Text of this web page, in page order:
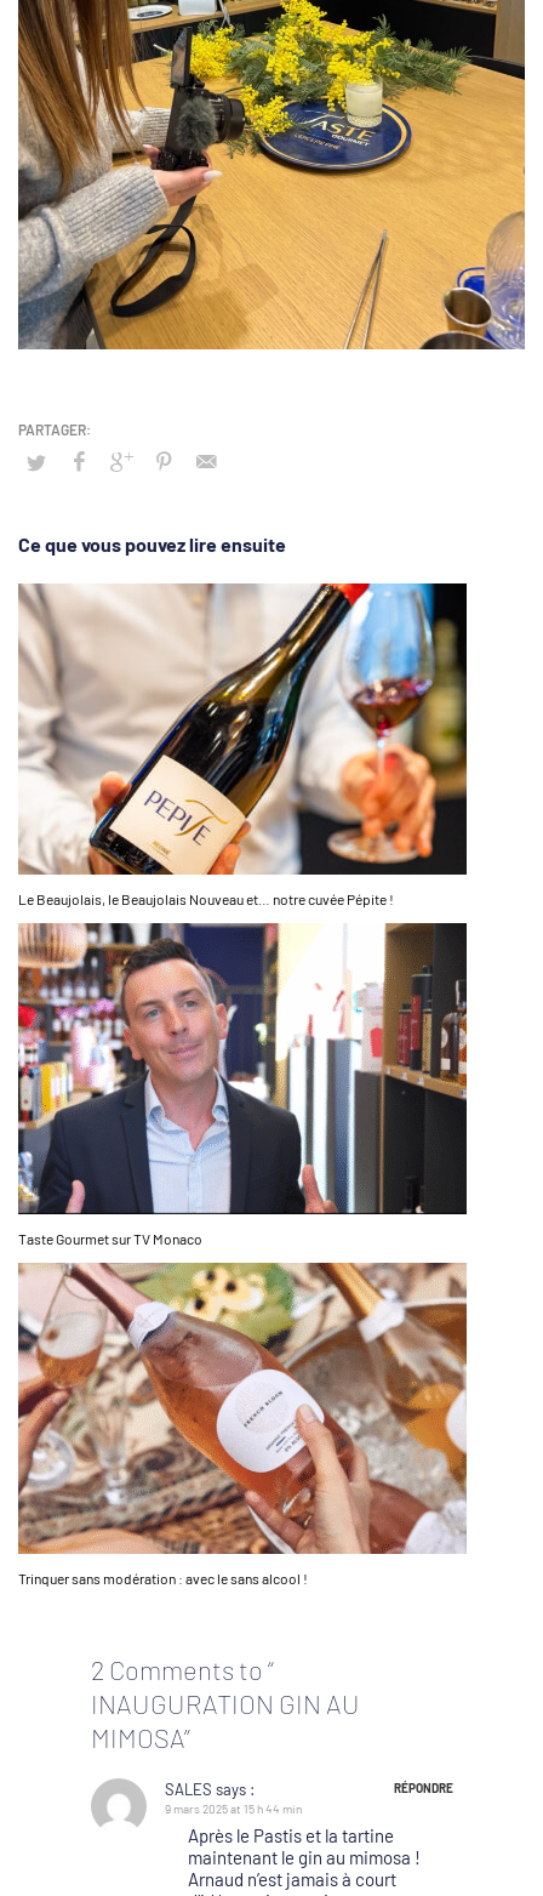
Ce que vous pouvez lire ensuite
Le Beaujolais, le Beaujolais Nouveau et… notre cuvée Pépite !
Taste Gourmet sur TV Monaco
Trinquer sans modération : avec le sans alcool !
2 Comments to “
INAUGURATION GIN AU
MIMOSA”
SALES says :
RÉPONDRE
9 mars 2025 at 15 h 44 min
Après le Pastis et la tartine
maintenant le gin au mimosa !
Arnaud n’est jamais à court